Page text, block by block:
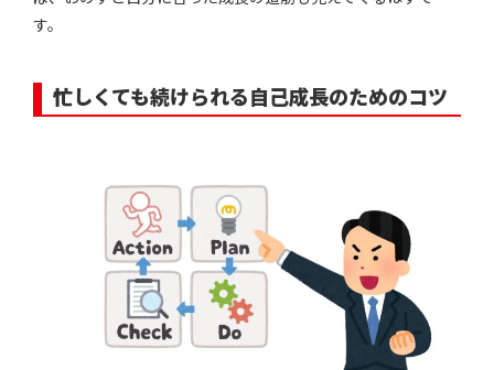
す。
忙しくても続けられる自己成長のためのコツ